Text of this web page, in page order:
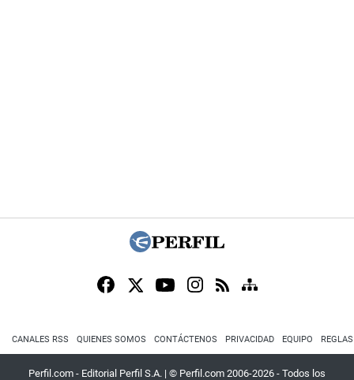
CANALES RSS QUIENES SOMOS CONTÁCTENOS PRIVACIDAD EQUIPO
Perfil.com - Editorial Perfil S.A. | © Perfil.com 2006-2026 - Todos los